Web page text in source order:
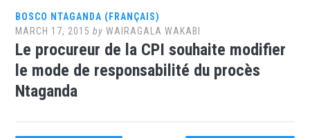
BOSCO NTAGANDA (FRANÇAIS)
MARCH 17, 2015 byWAIRAGALA WAKABI
Le procureur de la CPI souhaite modifier
le mode de responsabilité du procès
Ntaganda